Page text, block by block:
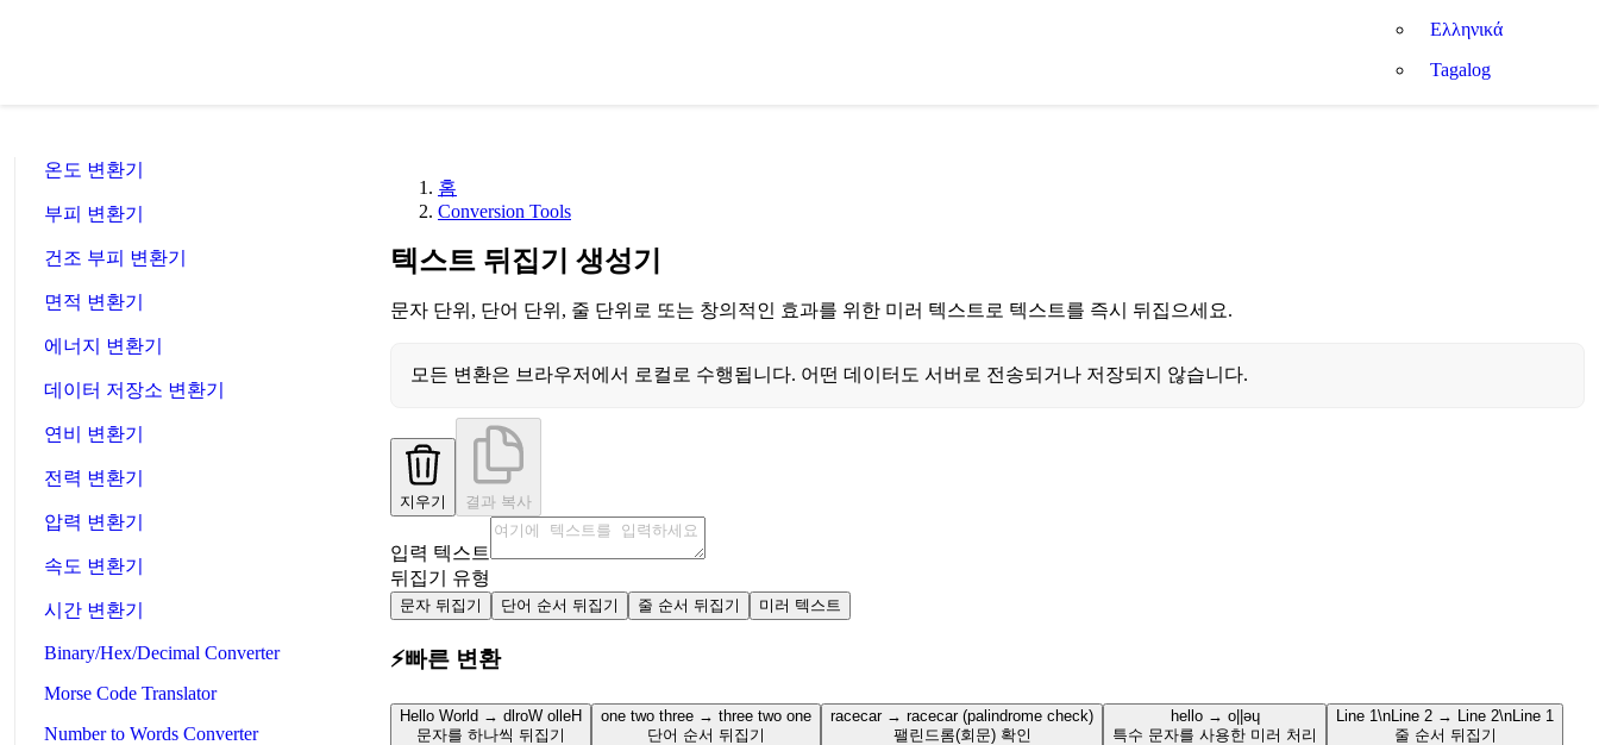
Ελληνικά
Tagalog
온도 변환기
부피 변환기
건조 부피 변환기
면적 변환기
에너지 변환기
데이터 저장소 변환기
연비 변환기
전력 변환기
압력 변환기
속도 변환기
시간 변환기
Binary/Hex/Decimal Converter
Morse Code Translator
Number to Words Converter
홈
Conversion Tools
텍스트 뒤집기 생성기
문자 단위, 단어 단위, 줄 단위로 또는 창의적인 효과를 위한 미러 텍스트로 텍스트를 즉시 뒤집으세요.
모든 변환은 브라우저에서 로컬로 수행됩니다. 어떤 데이터도 서버로 전송되거나 저장되지 않습니다.
지우기 결과 복사
입력 텍스트
뒤집기 유형
문자 뒤집기 단어 순서 뒤집기 줄 순서 뒤집기 미러 텍스트
⚡빠른 변환
Hello World → dlroW olleH
문자를 하나씩 뒤집기
one two three → three two one
단어 순서 뒤집기
racecar → racecar (palindrome check)
팰린드롬(회문) 확인
hello → o||ǝɥ
특수 문자를 사용한 미러 처리
Line 1\nLine 2 → Line 2\nLine 1
줄 순서 뒤집기